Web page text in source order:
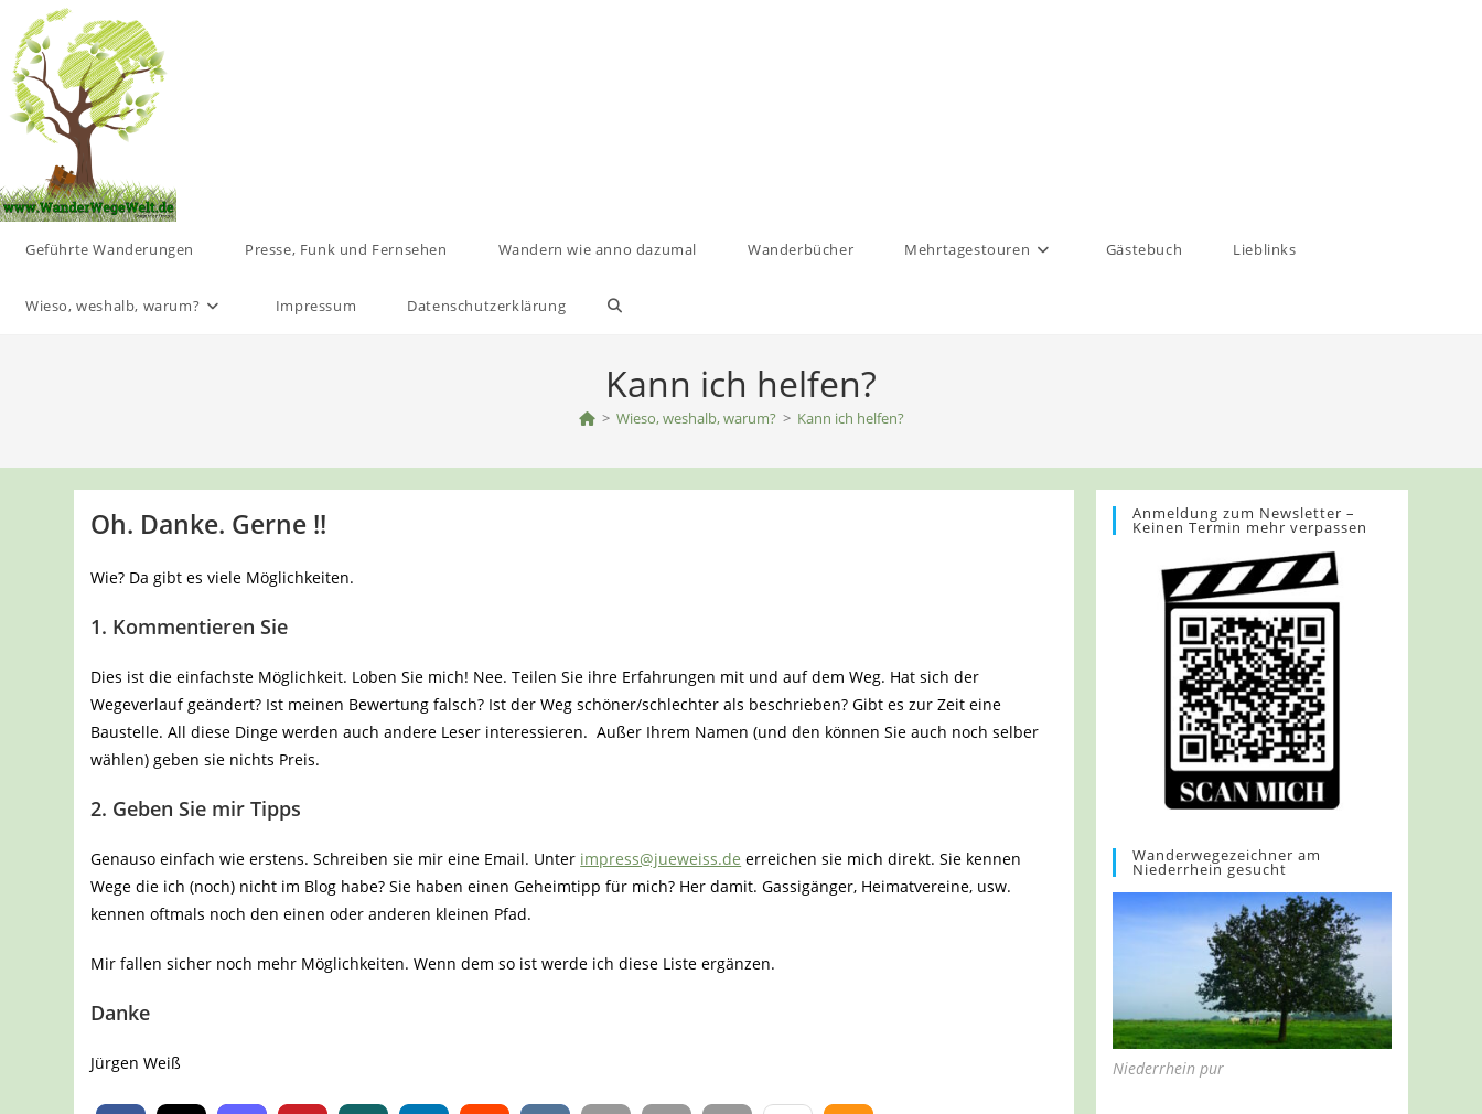
Inhalt
springen
Geführte Wanderungen Presse, Funk und Fernsehen Wandern wie anno dazumal Wanderbücher Mehrtagestouren Gästebuch Lieblinks
Wieso, weshalb, warum? Impressum Datenschutzerklärung Website-
umschalten
Kann ich helfen?
> Wieso, weshalb, warum? > Kann ich helfen?
Oh. Danke. Gerne !!
Wie? Da gibt es viele Möglichkeiten.
1. Kommentieren Sie
Dies ist die einfachste Möglichkeit. Loben Sie mich! Nee. Teilen Sie ihre Erfahrungen mit und auf dem Weg. Hat sich der
Wegeverlauf geändert? Ist meinen Bewertung falsch? Ist der Weg schöner/schlechter als beschrieben? Gibt es zur Zeit eine
Baustelle. All diese Dinge werden auch andere Leser interessieren. Außer Ihrem Namen (und den können Sie auch noch selber
wählen) geben sie nichts Preis.
2. Geben Sie mir Tipps
Genauso einfach wie erstens. Schreiben sie mir eine Email. Unter impress@jueweiss.de erreichen sie mich direkt. Sie kennen
Wege die ich (noch) nicht im Blog habe? Sie haben einen Geheimtipp für mich? Her damit. Gassigänger, Heimatvereine, usw.
kennen oftmals noch den einen oder anderen kleinen Pfad.
Mir fallen sicher noch mehr Möglichkeiten. Wenn dem so ist werde ich diese Liste ergänzen.
Danke
Jürgen Weiß
Anmeldung zum Newsletter –
Keinen Termin mehr verpassen
Wanderwegezeichner am
Niederrhein gesucht
Niederrhein pur